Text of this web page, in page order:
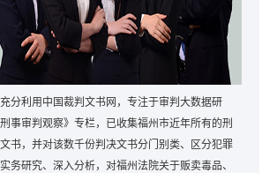
分利用中国裁判文书网，专注于审判大数据研
事审判观察》专栏，已收集福州市近年所有的刑
书，并对该数千份判决文书分门别类、区分犯罪
务研究、深入分析，对福州法院关于贩卖毒品、